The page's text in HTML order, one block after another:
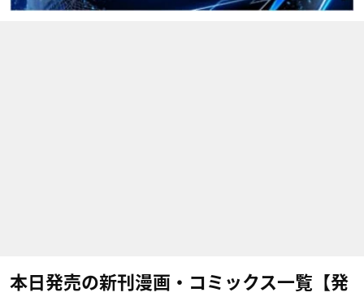
本日発売の新刊漫画・コミックス一覧【発